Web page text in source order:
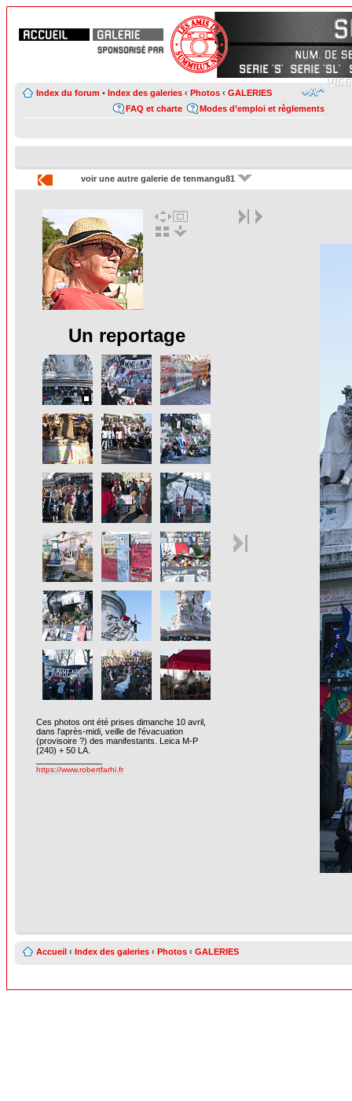
Index du forum • Index des galeries ‹ Photos ‹ GALERIES
Modes d’emploi et règlements
FAQ et charte
voir une autre galerie de tenmangu81
Un reportage
Ces photos ont été prises dimanche 10 avril,
dans l'après-midi, veille de l'évacuation
(provisoire ?) des manifestants. Leica M-P
(240) + 50 LA.
https://www.robertfarhi.fr
Accueil ‹ Index des galeries ‹ Photos ‹ GALERIES